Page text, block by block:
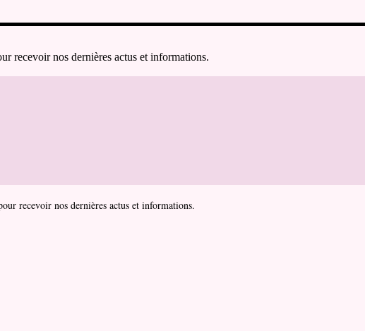
recevoir nos dernières actus et informations.
recevoir nos dernières actus et informations.